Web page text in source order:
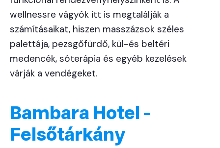
wellnessre vágyók itt is megtalálják a
számításaikat, hiszen masszázsok széles
palettája, pezsgőfürdő, kül-és beltéri
medencék, sóterápia és egyéb kezelések
várják a vendégeket.
Bambara Hotel -
Felsőtárkány